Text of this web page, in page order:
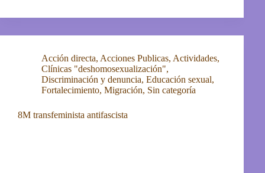
Acción directa, Acciones Publicas, Actividades,
Clínicas "deshomosexualización",
Discriminación y denuncia, Educación sexual,
Fortalecimiento, Migración, Sin categoría
8M transfeminista antifascista